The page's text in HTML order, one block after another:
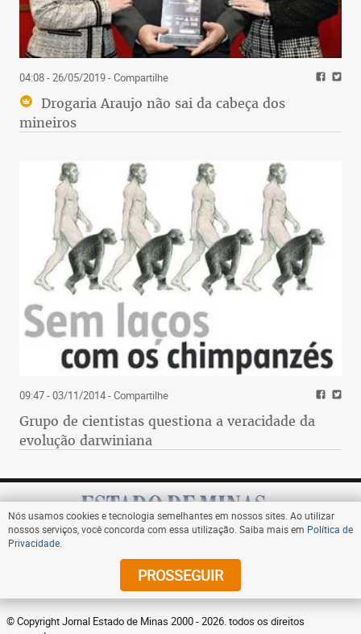
04:08 - 26/05/2019- Compartilhe
Drogaria Araujo não sai da cabeça dos
mineiros
09:47 - 03/11/2014- Compartilhe
Grupo de cientistas questiona a veracidade da
evolução darwiniana
Assine
© Copyright Jornal Estado de Minas 2000 - 2026. todos os direitos
Nós usamos cookies e tecnologia semelhantes em nossos sites. Ao utilizar
nossos serviços, você concorda com essa utilização. Saiba mais em Política de
Privacidade
PROSSEGUIR